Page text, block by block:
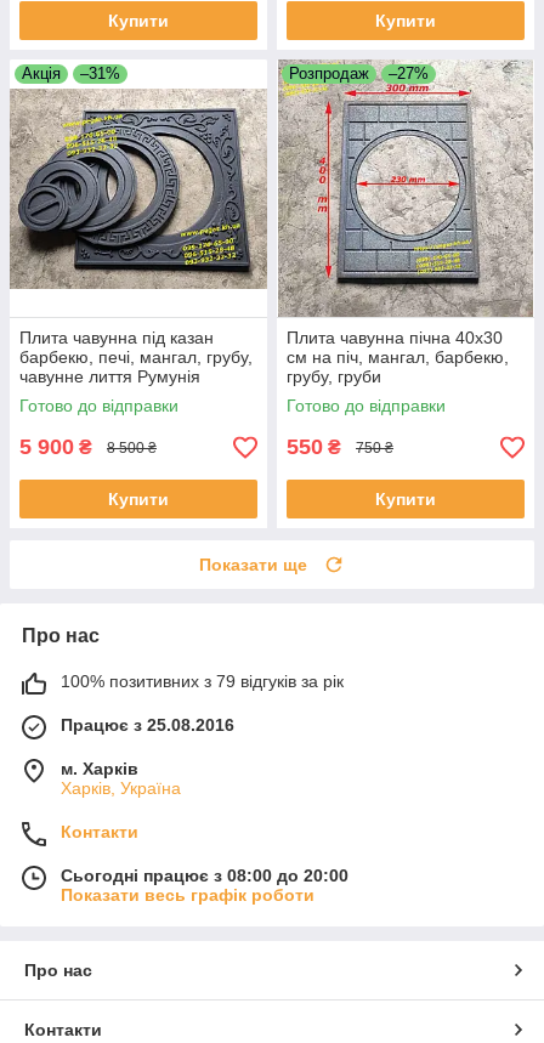
Купити Купити
Акція –31%
Плита чавунна під казан
барбекю, печі, мангал, грубу,
чавунне лиття Румунія
Готово до відправки
5 900 ₴ 8 500 ₴
Купити
Розпродаж –27%
Плита чавунна пічна 40х30
см на піч, мангал, барбекю,
грубу, груби
Готово до відправки
550 ₴ 750 ₴
Купити
Показати ще
Про нас
100% позитивних з 79 відгуків за рік
Працює з 25.08.2016
м. Харків
Харків, Україна
Контакти
Сьогодні працює з 08:00 до 20:00
Показати весь графік роботи
Про нас
Контакти